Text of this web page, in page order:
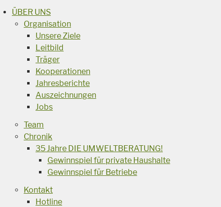
ÜBER UNS
Organisation
Unsere Ziele
Leitbild
Träger
Kooperationen
Jahresberichte
Auszeichnungen
Jobs
Team
Chronik
35 Jahre DIE UMWELTBERATUNG!
Gewinnspiel für private Haushalte
Gewinnspiel für Betriebe
Kontakt
Hotline